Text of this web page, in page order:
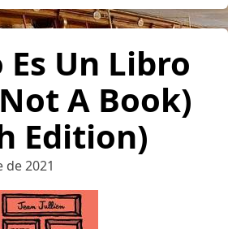
Es Un Libro
A Book)
Edition)
2021